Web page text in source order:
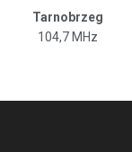
Tarnobrzeg
104,7 MHz